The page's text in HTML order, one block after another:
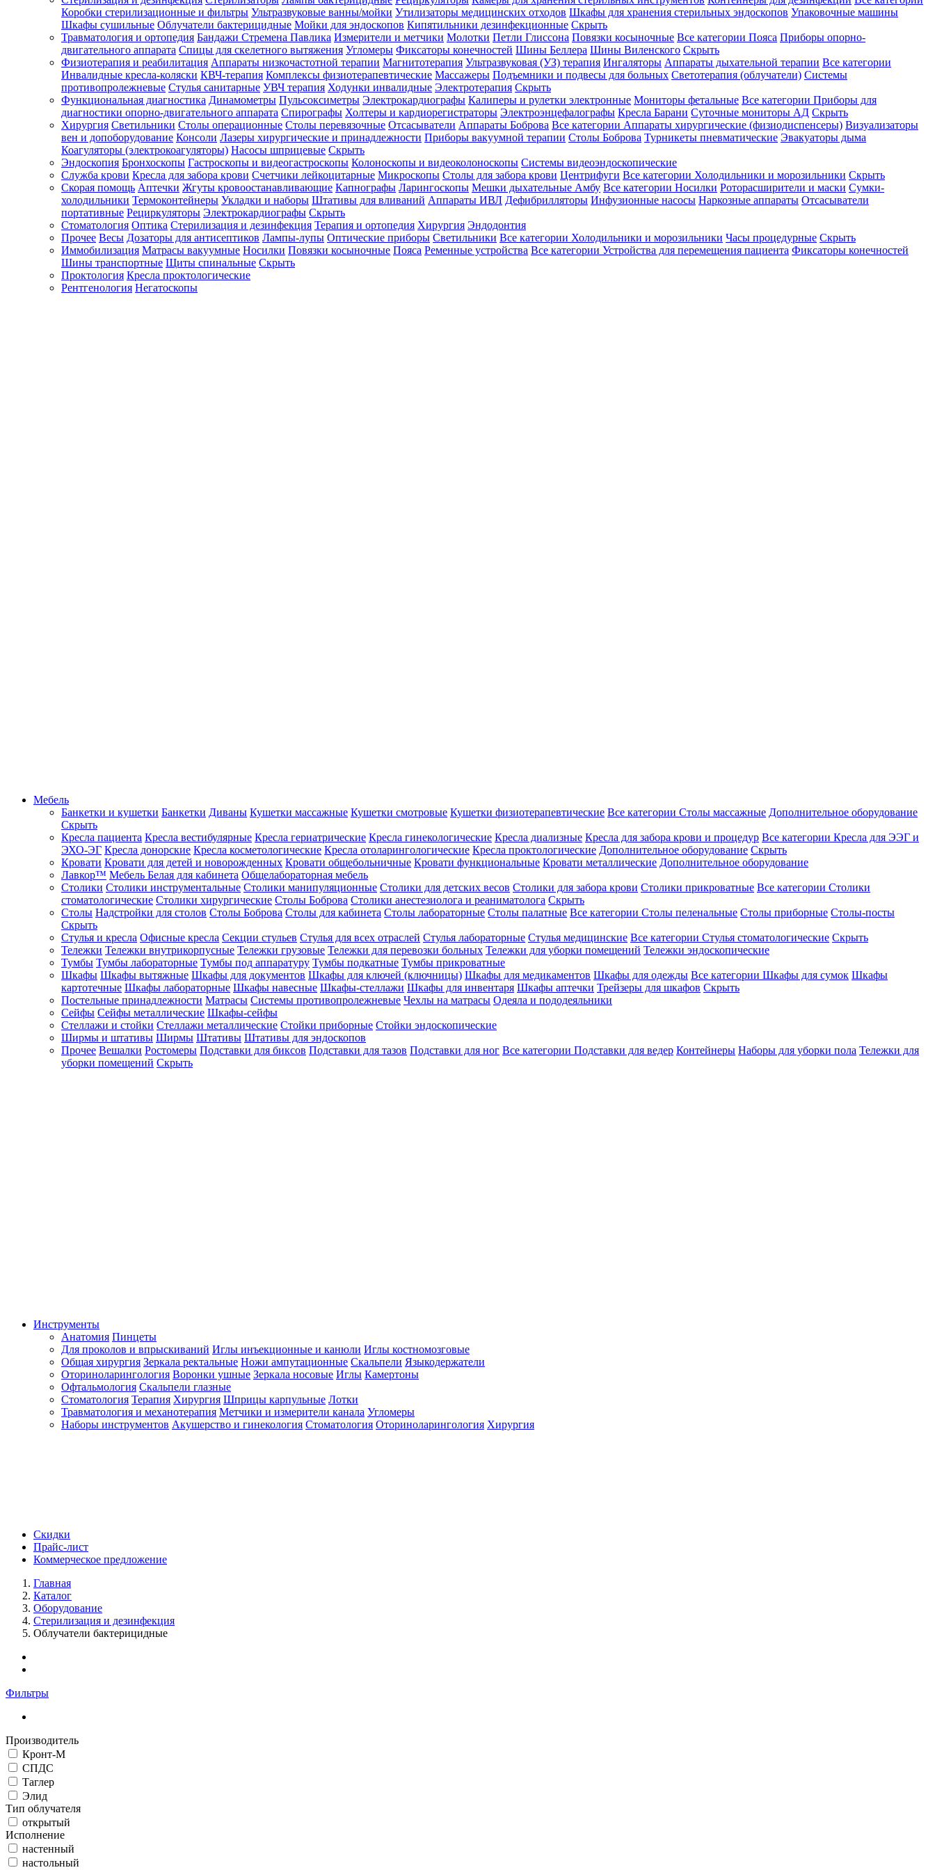
Зарегистрироваться
Зачем
регистрироваться?
Все
покупки
в
одном
месте
Личный
менеджер
Отслеживание
статуса
заказа
Коробки стерилизационные и фильтры Ультразвуковые ванны/мойки Утилизаторы медицинских отходов Шкафы для хранения стерильных эндоскопов Упаковочные машины
Шкафы сушильные Облучатели бактерицидные Мойки для эндоскопов Кипятильники дезинфекционные Скрыть
Травматология и ортопедия Бандажи Стремена Павлика Измерители и метчики Молотки Петли Глиссона Повязки косыночные Все категории Пояса Приборы опорно-
двигательного аппарата Спицы для скелетного вытяжения Угломеры Фиксаторы конечностей Шины Беллера Шины Виленского Скрыть
Физиотерапия и реабилитация Аппараты низкочастотной терапии Магнитотерапия Ультразвуковая (УЗ) терапия Ингаляторы Аппараты дыхательной терапии Все категории
Инвалидные кресла-коляски КВЧ-терапия Комплексы физиотерапевтические Массажеры Подъемники и подвесы для больных Светотерапия (облучатели) Системы
противопролежневые Стулья санитарные УВЧ терапия Ходунки инвалидные Электротерапия Скрыть
Функциональная диагностика Динамометры Пульсоксиметры Электрокардиографы Калиперы и рулетки электронные Мониторы фетальные Все категории Приборы для
диагностики опорно-двигательного аппарата Спирографы Холтеры и кардиорегистраторы Электроэнцефалографы Кресла Барани Суточные мониторы АД Скрыть
Хирургия Светильники Столы операционные Столы перевязочные Отсасыватели Аппараты Боброва Все категории Аппараты хирургические (физиодиспенсеры) Визуализаторы
вен и допоборудование Консоли Лазеры хирургические и принадлежности Приборы вакуумной терапии Столы Боброва Турникеты пневматические Эвакуаторы дыма
Коагуляторы (электрокоагуляторы) Насосы шприцевые Скрыть
Эндоскопия Бронхоскопы Гастроскопы и видеогастроскопы Колоноскопы и видеоколоноскопы Системы видеоэндоскопические
Служба крови Кресла для забора крови Счетчики лейкоцитарные Микроскопы Столы для забора крови Центрифуги Все категории Холодильники и морозильники Скрыть
Скорая помощь Аптечки Жгуты кровоостанавливающие Капнографы Ларингоскопы Мешки дыхательные Амбу Все категории Носилки Роторасширители и маски Сумки-
холодильники Термоконтейнеры Укладки и наборы Штативы для вливаний Аппараты ИВЛ Дефибрилляторы Инфузионные насосы Наркозные аппараты Отсасыватели
портативные Рециркуляторы Электрокардиографы Скрыть
Стоматология Оптика Стерилизация и дезинфекция Терапия и ортопедия Хирургия Эндодонтия
Прочее Весы Дозаторы для антисептиков Лампы-лупы Оптические приборы Светильники Все категории Холодильники и морозильники Часы процедурные Скрыть
Иммобилизация Матрасы вакуумные Носилки Повязки косыночные Пояса Ременные устройства Все категории Устройства для перемещения пациента Фиксаторы конечностей
Шины транспортные Щиты спинальные Скрыть
Проктология Кресла проктологические
Рентгенология Негатоскопы
Мебель
Банкетки и кушетки Банкетки Диваны Кушетки массажные Кушетки смотровые Кушетки физиотерапевтические Все категории Столы массажные Дополнительное оборудование
Скрыть
Кресла пациента Кресла вестибулярные Кресла гериатрические Кресла гинекологические Кресла диализные Кресла для забора крови и процедур Все категории Кресла для ЭЭГ и
ЭХО-ЭГ Кресла донорские Кресла косметологические Кресла отоларингологические Кресла проктологические Дополнительное оборудование Скрыть
Кровати Кровати для детей и новорожденных Кровати общебольничные Кровати функциональные Кровати металлические Дополнительное оборудование
Лавкор™ Мебель Белая для кабинета Общелабораторная мебель
Столики Столики инструментальные Столики манипуляционные Столики для детских весов Столики для забора крови Столики прикроватные Все категории Столики
стоматологические Столики хирургические Столы Боброва Столики анестезиолога и реаниматолога Скрыть
Столы Надстройки для столов Столы Боброва Столы для кабинета Столы лабораторные Столы палатные Все категории Столы пеленальные Столы приборные Столы-посты
Скрыть
Стулья и кресла Офисные кресла Секции стульев Стулья для всех отраслей Стулья лабораторные Стулья медицинские Все категории Стулья стоматологические Скрыть
Тележки Тележки внутрикорпусные Тележки грузовые Тележки для перевозки больных Тележки для уборки помещений Тележки эндоскопические
Тумбы Тумбы лабораторные Тумбы под аппаратуру Тумбы подкатные Тумбы прикроватные
Шкафы Шкафы вытяжные Шкафы для документов Шкафы для ключей (ключницы) Шкафы для медикаментов Шкафы для одежды Все категории Шкафы для сумок Шкафы
картотечные Шкафы лабораторные Шкафы навесные Шкафы-стеллажи Шкафы для инвентаря Шкафы аптечки Трейзеры для шкафов Скрыть
Постельные принадлежности Матрасы Системы противопролежневые Чехлы на матрасы Одеяла и пододеяльники
Сейфы Сейфы металлические Шкафы-сейфы
Стеллажи и стойки Стеллажи металлические Стойки приборные Стойки эндоскопические
Ширмы и штативы Ширмы Штативы Штативы для эндоскопов
Прочее Вешалки Ростомеры Подставки для биксов Подставки для тазов Подставки для ног Все категории Подставки для ведер Контейнеры Наборы для уборки пола Тележки для
уборки помещений Скрыть
Инструменты
Анатомия Пинцеты
Для проколов и впрыскиваний Иглы инъекционные и канюли Иглы костномозговые
Общая хирургия Зеркала ректальные Ножи ампутационные Скальпели Языкодержатели
Оториноларингология Воронки ушные Зеркала носовые Иглы Камертоны
Офтальмология Скальпели глазные
Стоматология Терапия Хирургия Шприцы карпульные Лотки
Травматология и механотерапия Метчики и измерители канала Угломеры
Наборы инструментов Акушерство и гинекология Стоматология Оториноларингология Хирургия
Скидки
Прайс-лист
Коммерческое предложение
Главная
Каталог
Оборудование
Стерилизация и дезинфекция
Облучатели бактерицидные
Фильтры
Производитель
Кронт-М
СПДС
Таглер
Элид
Тип облучателя
открытый
Исполнение
настенный
настольный